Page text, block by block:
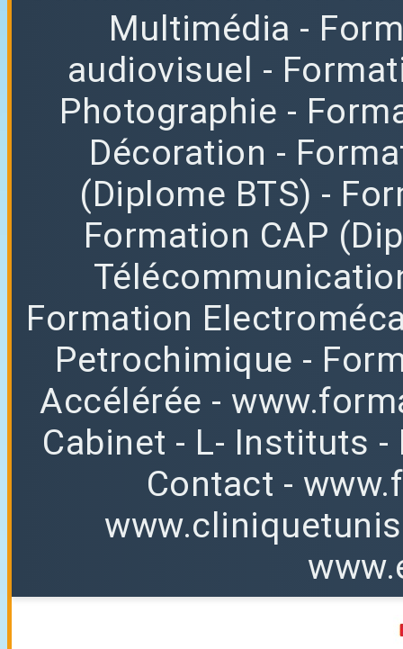
Multimédia -
audiovisuel -
Photographie -
Décoration -
(Diplome BTS) -
Formation CAP
Formation
Petrochimique -
Accélérée -
Cabinet - L- Instituts -
Contact -